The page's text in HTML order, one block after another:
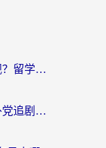
海外用什么软件可以看国内电视？留学生亲测有效的追剧自由指南
优酷缓存视频国外能看吗？海外党追剧看片的终极解决方案来了